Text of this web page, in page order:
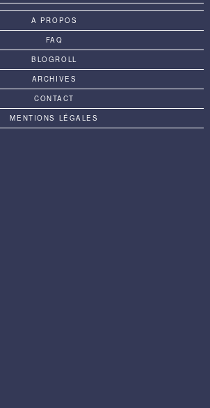
A PROPOS
FAQ
BLOGROLL
ARCHIVES
CONTACT
MENTIONS LÉGALES